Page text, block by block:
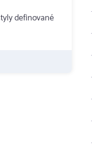
definované